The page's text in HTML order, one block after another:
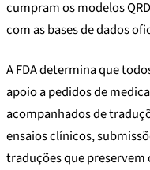
cumpram os modelos
com as bases de dados
A FDA determina que
apoio a pedidos de
acompanhados de
ensaios clínicos,
traduções que